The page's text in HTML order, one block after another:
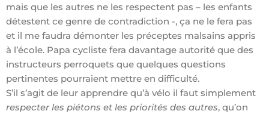
mais que les autres ne les respectent pas – les enfants
détestent ce genre de contradiction -, ça ne le fera pas
et il me faudra démonter les préceptes malsains appris
à l’école. Papa cycliste fera davantage autorité que des
instructeurs perroquets que quelques questions
pertinentes pourraient mettre en difficulté.
S’il s’agit de leur apprendre qu’à vélo il faut simplement
respecter les piétons et les priorités des autres, qu’on